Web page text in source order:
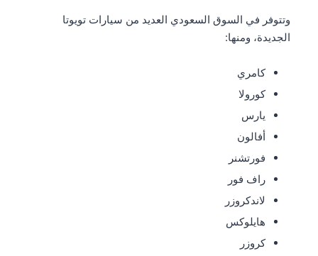
وتتوفر في السوق السعودي العديد من سيارات تويوتا
الجديدة، ومنها:
كامري
كورولا
يارس
أفالون
فورتشنر
راف فور
لاندكروزر
هايلوكس
كروزر